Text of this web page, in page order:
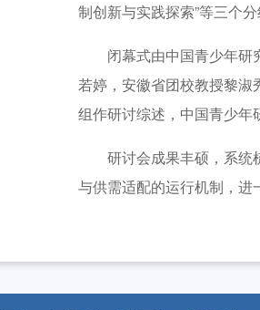
制创新与实践探索”等三个
闭幕式由中国青少年研
若婷，安徽省团校教授黎
组作研讨综述，中国青少
研讨会成果丰硕，系统
与供需适配的运行机制，